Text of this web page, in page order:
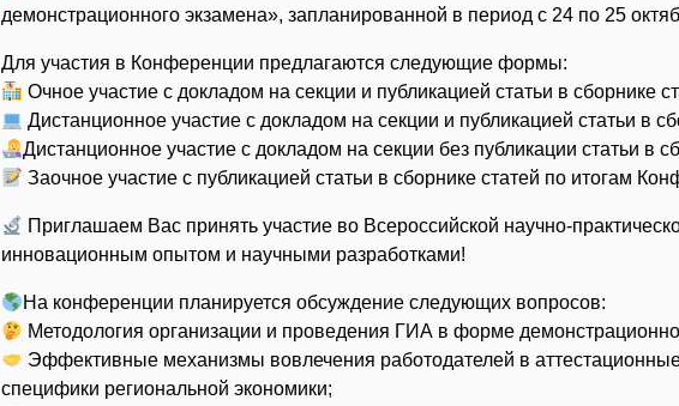
демонстрационного экзамена», запланированной в период с 24 по 25
Для участия в Конференции предлагаются следующие формы:
Очное участие с докладом на секции и публикацией статьи в сборнике
Дистанционное участие с докладом на секции и публикацией статьи в
Дистанционное участие с докладом на секции без публикации статьи в
Заочное участие с публикацией статьи в сборнике статей по итогам
Приглашаем Вас принять участие во Всероссийской научно-
инновационным опытом и научными разработками!
На конференции планируется обсуждение следующих вопросов:
Методология организации и проведения ГИА в форме
Эффективные механизмы вовлечения работодателей в
специфики региональной экономики;